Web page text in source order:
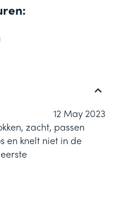
12 May 2023
zacht, passen
en knelt niet in de